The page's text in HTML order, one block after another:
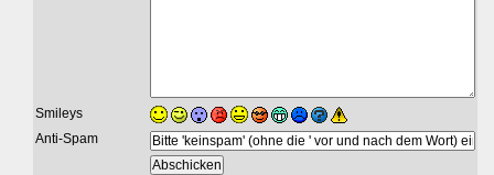
Smileys
Anti-Spam